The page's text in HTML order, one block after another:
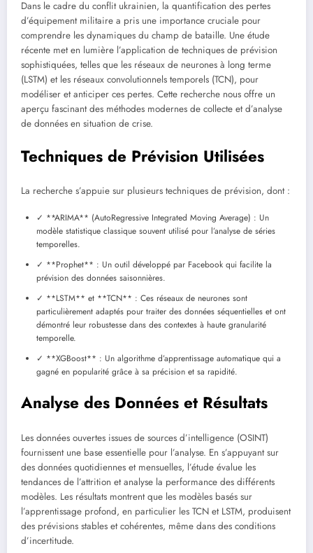
Dans le cadre du conflit ukrainien, la quantification des pertes
d’équipement militaire a pris une importance cruciale pour
comprendre les dynamiques du champ de bataille. Une étude
récente met en lumière l’application de techniques de prévision
sophistiquées, telles que les réseaux de neurones à long terme
(LSTM) et les réseaux convolutionnels temporels (TCN), pour
modéliser et anticiper ces pertes. Cette recherche nous offre un
aperçu fascinant des méthodes modernes de collecte et d’analyse
de données en situation de crise.
Techniques de Prévision Utilisées
La recherche s’appuie sur plusieurs techniques de prévision, dont :
✓ **ARIMA** (AutoRegressive Integrated Moving Average) : Un
modèle statistique classique souvent utilisé pour l’analyse de séries
temporelles.
✓ **Prophet** : Un outil développé par Facebook qui facilite la
prévision des données saisonnières.
✓ **LSTM** et **TCN** : Ces réseaux de neurones sont
particulièrement adaptés pour traiter des données séquentielles et ont
démontré leur robustesse dans des contextes à haute granularité
temporelle.
✓ **XGBoost** : Un algorithme d’apprentissage automatique qui a
gagné en popularité grâce à sa précision et sa rapidité.
Analyse des Données et Résultats
Les données ouvertes issues de sources d’intelligence (OSINT)
fournissent une base essentielle pour l’analyse. En s’appuyant sur
des données quotidiennes et mensuelles, l’étude évalue les
tendances de l’attrition et analyse la performance des différents
modèles. Les résultats montrent que les modèles basés sur
l’apprentissage profond, en particulier les TCN et LSTM, produisent
des prévisions stables et cohérentes, même dans des conditions
d’incertitude.